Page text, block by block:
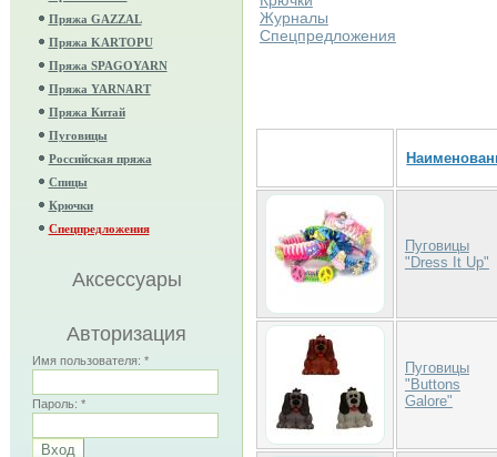
Пряжа GAZZAL
Пряжа KARTOPU
Пряжа SPAGOYARN
Пряжа YARNART
Пряжа Китай
Пуговицы
Российская пряжа
Спицы
Крючки
Спецпредложения
Аксессуары
Авторизация
Имя пользователя: *
Пароль: *
Журналы
Спецпредложения
Пуговицы
"Dress It Up"
Пуговицы
"Buttons
Galore"